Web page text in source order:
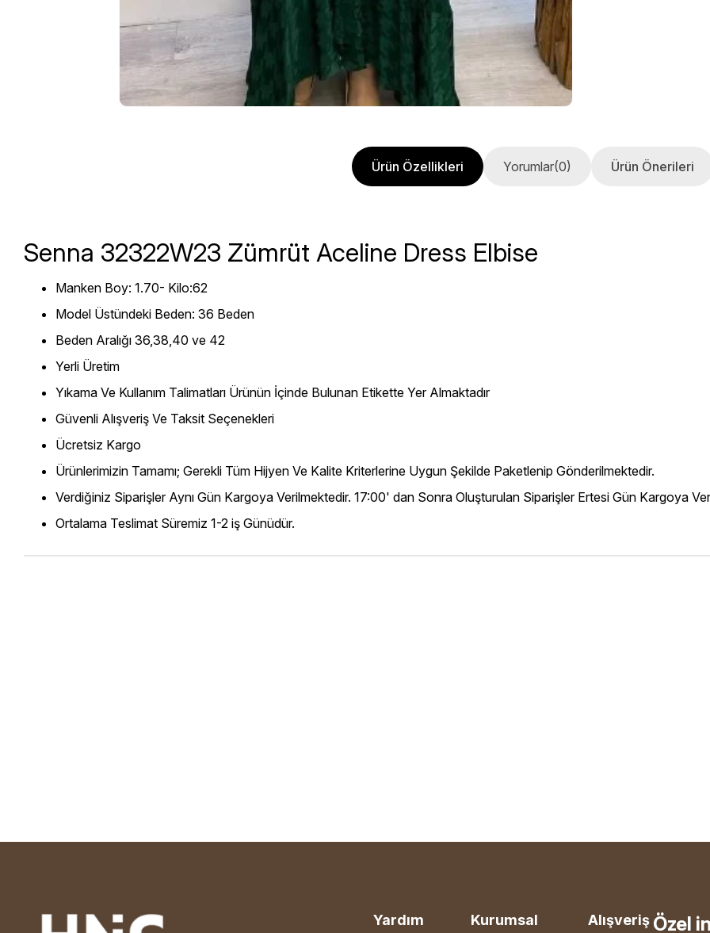
Ürün Özellikleri Yorumlar(0) Ürün Önerileri
Senna 32322W23 Zümrüt Aceline Dress Elbise
Manken Boy: 1.70- Kilo:62
Model Üstündeki Beden: 36 Beden
Beden Aralığı 36,38,40 ve 42
Yerli Üretim
Yıkama Ve Kullanım Talimatları Ürünün İçinde Bulunan Etikette Yer Almaktadır
Güvenli Alışveriş Ve Taksit Seçenekleri
Ücretsiz Kargo
Ürünlerimizin Tamamı; Gerekli Tüm Hijyen Ve Kalite Kriterlerine Uygun Şekilde Paketlenip Gönderilmektedir.
Verdiğiniz Siparişler Aynı Gün Kargoya Verilmektedir. 17:00' dan Sonra Oluşturulan Siparişler Ertesi Gün Kargoya
Ortalama Teslimat Süremiz 1-2 iş Günüdür.
Yardım Kurumsal Alışveriş Özel